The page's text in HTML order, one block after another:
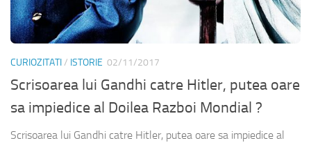
CURIOZITATI/ ISTORIE 02/11/2017
Scrisoarea lui Gandhi catre Hitler, putea oare
sa impiedice al Doilea Razboi Mondial ?
Scrisoarea lui Gandhi catre Hitler, putea oare sa impiedice al